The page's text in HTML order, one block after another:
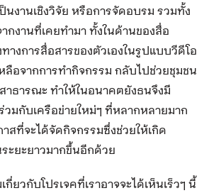
นงานเชิงวิจัย หรือการจัดอบรม รวมทั้ง
กงานที่เคยทำมา ทั้งในด้านของสื่อ
างการสื่อสารของตัวเองในรูปแบบวีดีโอ
ลือจากการทำกิจกรรม กลับไปช่วยชุมชน
ธารณะ ทำให้ในอนาคตยังธนจึงมี
วมกับเครือข่ายใหม่ๆ ที่หลากหลายมาก
สที่จะได้จัดกิจกรรมซึ่งช่วยให้เกิด
ะยะยาวมากขึ้นอีกด้วย
กี่ยวกับโปรเจคที่เราอาจจะได้เห็นเร็วๆ นี้